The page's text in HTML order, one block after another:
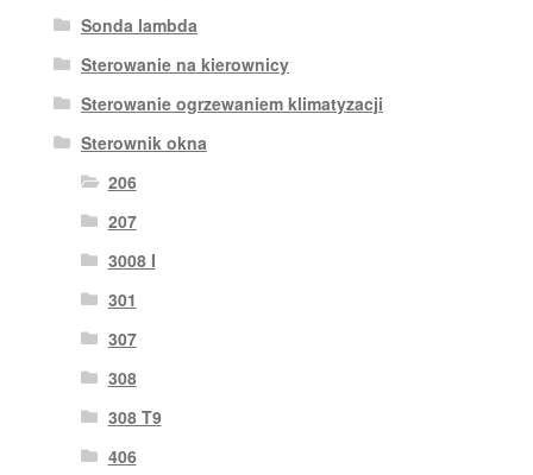
Sonda lambda
Sterowanie na kierownicy
Sterowanie ogrzewaniem klimatyzacji
Sterownik okna
206
207
3008 I
301
307
308
308 T9
406